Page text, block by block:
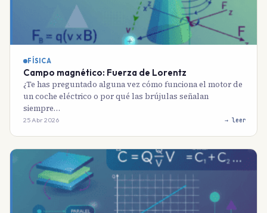
FÍSICA
Campo magnético: Fuerza de Lorentz
¿Te has preguntado alguna vez cómo funciona el motor de
un coche eléctrico o por qué las brújulas señalan
siempre…
25 Abr 2026 → leer